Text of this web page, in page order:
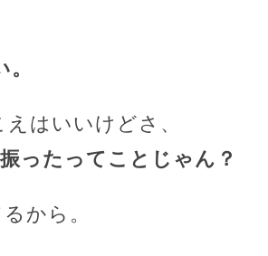
はいいけどさ、
ったってことじゃん？
から。